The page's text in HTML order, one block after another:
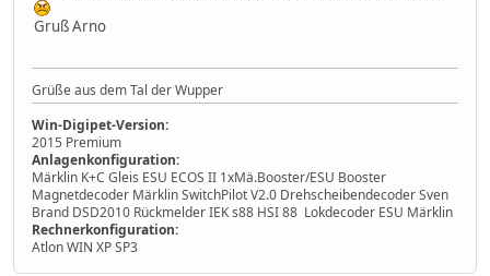
Gruß Arno
Grüße aus dem Tal der Wupper
Win-Digipet-Version:
2015 Premium
Anlagenkonfiguration:
Märklin K+C Gleis ESU ECOS II 1xMä.Booster/ESU Booster
Magnetdecoder Märklin SwitchPilot V2.0 Drehscheibendecoder Sven
Brand DSD2010 Rückmelder IEK s88 HSI 88 Lokdecoder ESU Märklin
Rechnerkonfiguration:
Atlon WIN XP SP3